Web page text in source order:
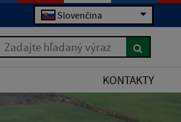
Slovenčina
Zadajte hľadaný výraz
KONTAKTY